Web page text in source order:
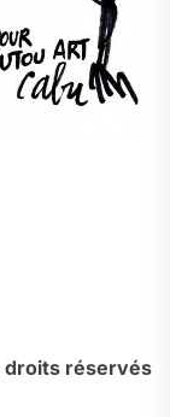
droits réservés